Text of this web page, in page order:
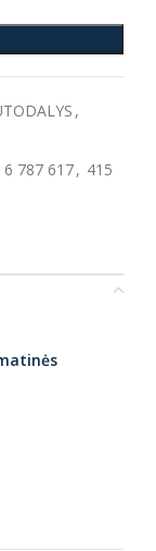
,
6 787 617, 415